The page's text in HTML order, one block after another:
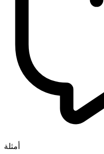
أمثلة